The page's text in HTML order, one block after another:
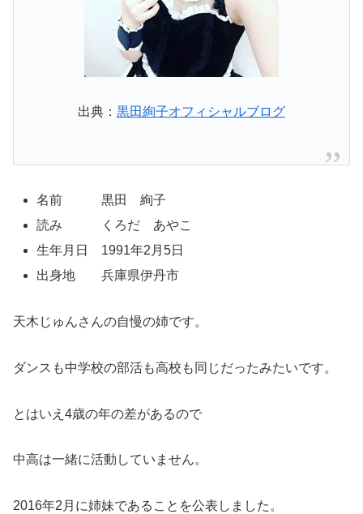
出典： 黒田絢子オフィシャルブログ
名前 黒田 絢子
読み くろだ あやこ
生年月日 1991年2月5日
出身地 兵庫県伊丹市
天木じゅんさんの自慢の姉です。
ダンスも中学校の部活も高校も同じだったみたいです。
とはいえ4歳の年の差があるので
中高は一緒に活動していません。
2016年2月に姉妹であることを公表しました。